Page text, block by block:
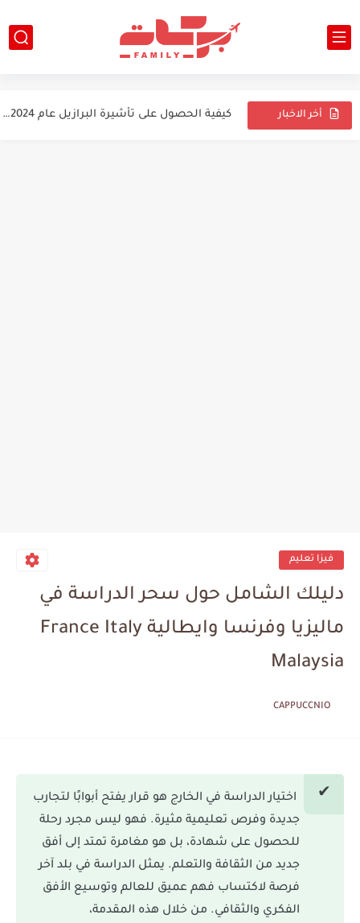
أخر الاخبار بوابتك إلى كندا: دليل شامل للهجرة الي كندا في عام...
فيزا تعليم
دليلك الشامل حول سحر الدراسة في
ماليزيا وفرنسا وايطالية France Italy
Malaysia
CAPPUCCNIO
اختيار الدراسة في الخارج هو قرار يفتح أبوابًا لتجارب
جديدة وفرص تعليمية مثيرة. فهو ليس مجرد رحلة
للحصول على شهادة، بل هو مغامرة تمتد إلى أفق
جديد من الثقافة والتعلم. يمثل الدراسة في بلد آخر
فرصة لاكتساب فهم عميق للعالم وتوسيع الأفق
الفكري والثقافي. من خلال هذه المقدمة،